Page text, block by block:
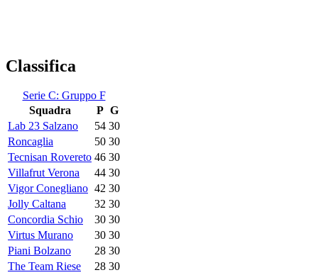
Classifica
Serie C: Gruppo F
Squadra
P G
Lab 23 Salzano
54 30
Roncaglia
50 30
Tecnisan Rovereto 46 30
Villafrut Verona
44 30
Vigor Conegliano 42 30
Jolly Caltana
32 30
Concordia Schio
30 30
Virtus Murano
30 30
Piani Bolzano
28 30
The Team Riese
28 30